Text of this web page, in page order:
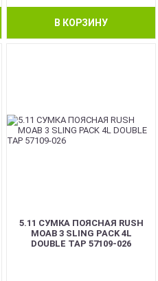
В КОРЗИНУ
5.11 СУМКА ПОЯСНАЯ RUSH
MOAB 3 SLING PACK 4L
DOUBLE TAP 57109-026